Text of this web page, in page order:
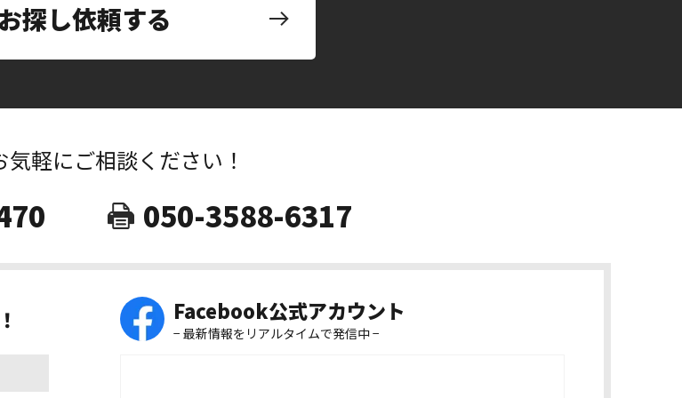
お探し依頼する
気軽にご相談ください！
050-3588-6317
Facebook公式アカウント
− 最新情報をリアルタイムで発信中 −